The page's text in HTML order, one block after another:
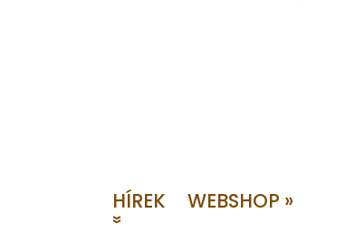
HÍREK
»
WEBSHOP »